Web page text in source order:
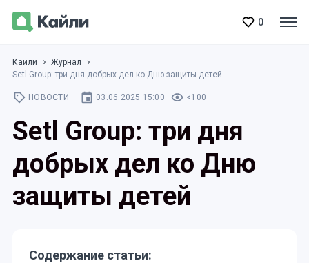
0
Кайли
Журнал
Setl Group: три дня добрых дел ко Дню защиты детей
НОВОСТИ 03.06.2025 15:00 <100
Setl Group: три дня
добрых дел ко Дню
защиты детей
Содержание статьи: